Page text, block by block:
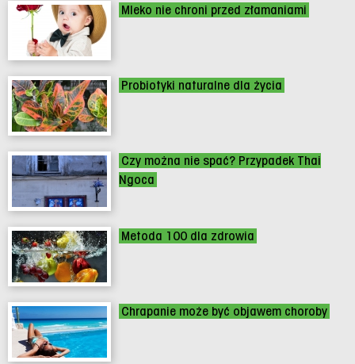
Mleko nie chroni przed złamaniami
Probiotyki naturalne dla życia
Czy można nie spać? Przypadek Thai
Ngoca
Metoda 100 dla zdrowia
Chrapanie może być objawem choroby